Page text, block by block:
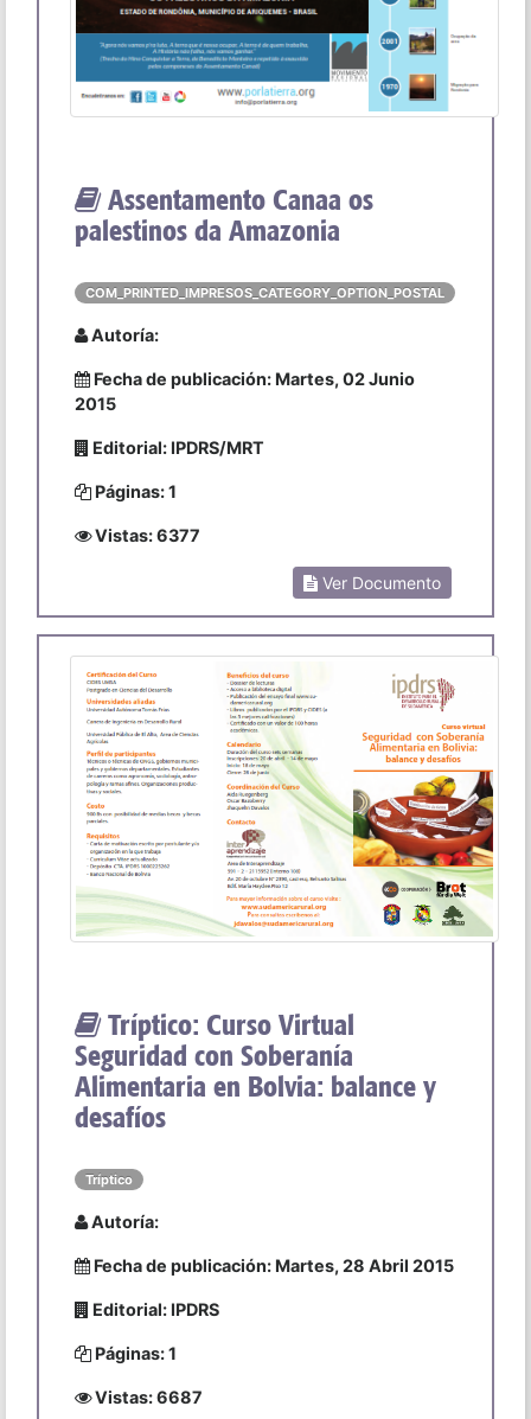
Assentamento Canaa os
palestinos da Amazonia
COM_PRINTED_IMPRESOS_CATEGORY_OPTION_POSTAL
Autoría:
Fecha de publicación: Martes, 02 Junio
2015
Editorial: IPDRS/MRT
Páginas: 1
Vistas: 6377
Ver Documento
Tríptico: Curso Virtual
Seguridad con Soberanía
Alimentaria en Bolvia: balance y
desafíos
Tríptico
Autoría:
Fecha de publicación: Martes, 28 Abril 2015
Editorial: IPDRS
Páginas: 1
Vistas: 6687